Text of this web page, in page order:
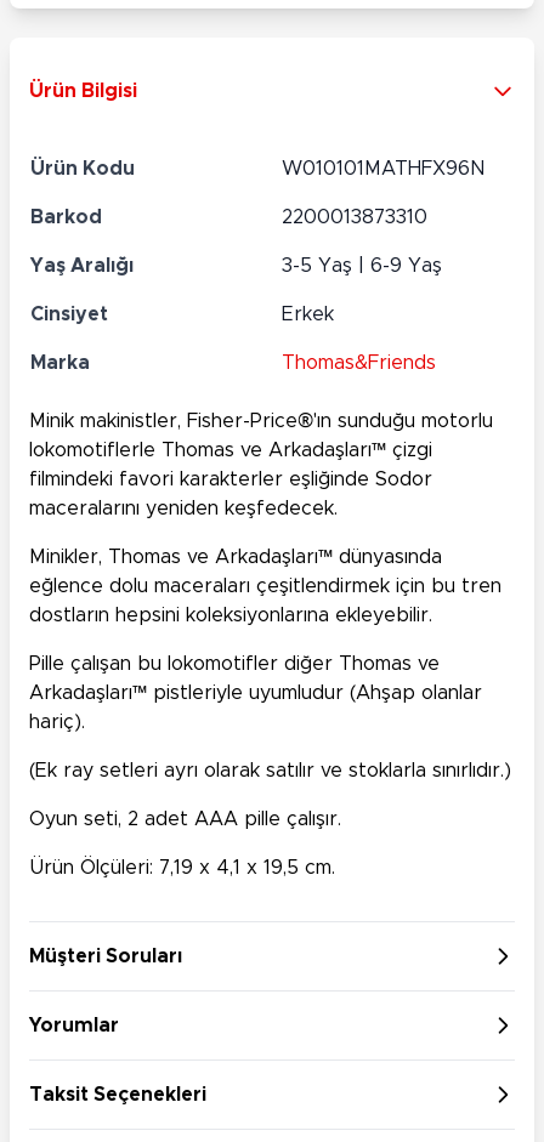
Ürün Bilgisi
Ürün Kodu W010101MATHFX96N
Barkod 2200013873310
Yaş Aralığı 3-5 Yaş | 6-9 Yaş
Cinsiyet Erkek
Marka Thomas&Friends
Minik makinistler, Fisher-Price®'ın sunduğu motorlu
lokomotiflerle Thomas ve Arkadaşları™ çizgi
filmindeki favori karakterler eşliğinde Sodor
maceralarını yeniden keşfedecek.
Minikler, Thomas ve Arkadaşları™ dünyasında
eğlence dolu maceraları çeşitlendirmek için bu tren
dostların hepsini koleksiyonlarına ekleyebilir.
Pille çalışan bu lokomotifler diğer Thomas ve
Arkadaşları™ pistleriyle uyumludur (Ahşap olanlar
hariç).
(Ek ray setleri ayrı olarak satılır ve stoklarla sınırlıdır.)
Oyun seti, 2 adet AAA pille çalışır.
Ürün Ölçüleri: 7,19 x 4,1 x 19,5 cm.
Müşteri Soruları
Yorumlar
Taksit Seçenekleri